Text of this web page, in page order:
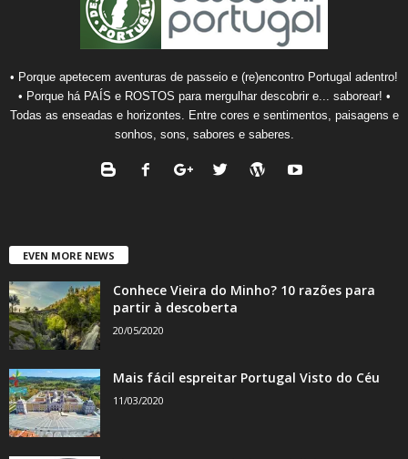
• Porque apetecem aventuras de passeio e (re)encontro Portugal adentro!
• Porque há PAÍS e ROSTOS para mergulhar descobrir e... saborear! •
Todas as enseadas e horizontes. Entre cores e sentimentos, paisagens e
sonhos, sons, sabores e saberes.
EVEN MORE NEWS
Conhece Vieira do Minho? 10 razões para
partir à descoberta
20/05/2020
Mais fácil espreitar Portugal Visto do Céu
11/03/2020